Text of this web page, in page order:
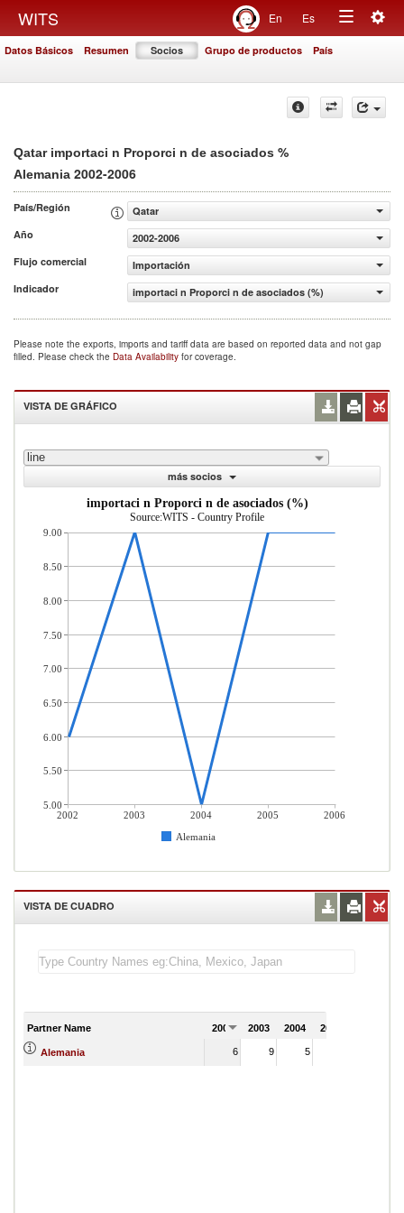
WITS En Es
Toggle
Datos Básicos Resumen Socios Grupo de productos País
Qatar importaci n Proporci n de asociados %
Alemania 2002-2006
País/Región
Qatar
Año
2002-2006
Flujo comercial
Importación
Indicador
importaci n Proporci n de asociados (%)
Please note the exports, imports and tariff data are based on reported data and not gap
filled. Please check the Data Availability for coverage.
VISTA DE GRÁFICO
line
más socios
importaci n Proporci n de asociados (%)
Source:WITS - Country Profile
2002 2003 2004 2005
2006
Alemania
9.00
8.50
8.00
7.50
7.00
6.50
6.00
5.50
5.00
VISTA DE CUADRO
Partner Name 2002 2003 2004 2005
Alemania 6 9 5